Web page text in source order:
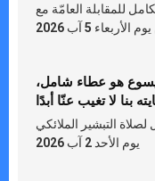
للمقابلة العامّة مع
5 آب 2026
هو عطاء شامل،
بنا لا تغيب عنّا أبدًا
التبشير الملائكي
يوم الأحد 2 آب 2026